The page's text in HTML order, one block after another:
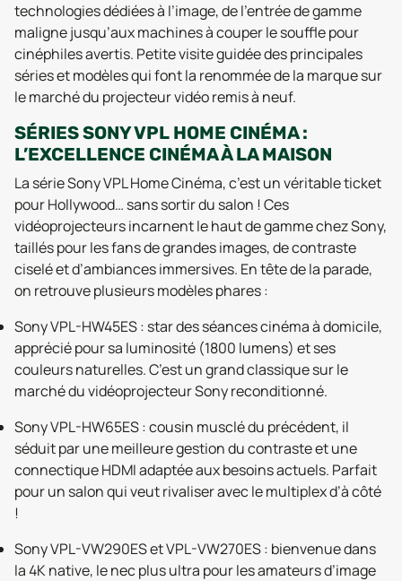
technologies dédiées à l’image, de l’entrée de gamme
maligne jusqu’aux machines à couper le souffle pour
cinéphiles avertis. Petite visite guidée des principales
séries et modèles qui font la renommée de la marque sur
le marché du projecteur vidéo remis à neuf.
SÉRIES SONY VPL HOME CINÉMA :
L’EXCELLENCE CINÉMA À LA MAISON
La série Sony VPL Home Cinéma, c’est un véritable ticket
pour Hollywood… sans sortir du salon ! Ces
vidéoprojecteurs incarnent le haut de gamme chez Sony,
taillés pour les fans de grandes images, de contraste
ciselé et d’ambiances immersives. En tête de la parade,
on retrouve plusieurs modèles phares :
Sony VPL-HW45ES : star des séances cinéma à domicile,
apprécié pour sa luminosité (1800 lumens) et ses
couleurs naturelles. C’est un grand classique sur le
marché du vidéoprojecteur Sony reconditionné.
Sony VPL-HW65ES : cousin musclé du précédent, il
séduit par une meilleure gestion du contraste et une
connectique HDMI adaptée aux besoins actuels. Parfait
pour un salon qui veut rivaliser avec le multiplex d’à côté
!
Sony VPL-VW290ES et VPL-VW270ES : bienvenue dans
la 4K native, le nec plus ultra pour les amateurs d’image